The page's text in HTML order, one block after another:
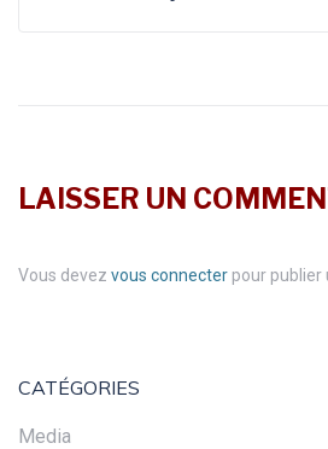
LAISSER UN
Vous devez vous connecter pour publier
CATÉGORIES
Media